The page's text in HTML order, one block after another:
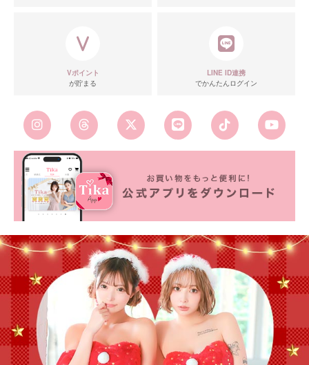
Vポイント
が貯まる
LINE ID連携
でかんたんログイン